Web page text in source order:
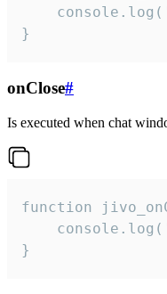
}
onClose#
Is executed when chat
function
}